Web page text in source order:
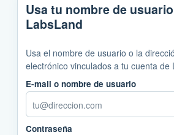
Usa tu nombre de
LabsLand
Usa el nombre de usuario o la
electrónico vinculados a tu cuenta de
E-mail o nombre de usuario
Contraseña